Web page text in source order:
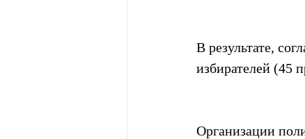
В результате,
избирателей (45
Организации